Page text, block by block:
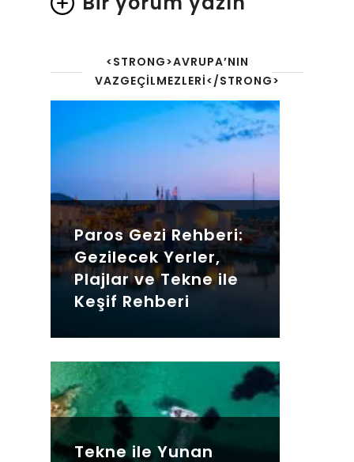
<STRONG>AVRUPA’NIN
VAZGEÇILMEZLERI</STRONG>
Paros Gezi Rehberi:
Gezilecek Yerler,
Plajlar ve Tekne ile
Keşif Rehberi
Tekne ile Yunan